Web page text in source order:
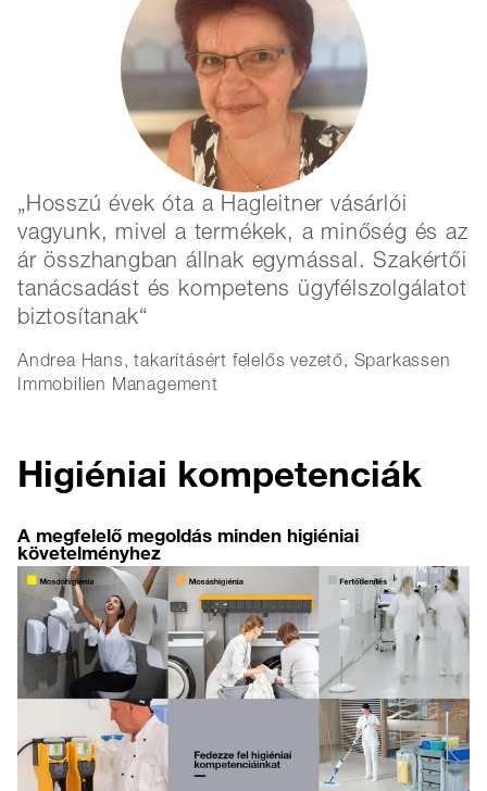
Hosszú évek óta a Hagleitner vásárlói
vagyunk, mivel a termékek, a minőség és az
ár összhangban állnak egymással. Szakértői
tanácsadást és kompetens ügyfélszolgálatot
biztosítanak
Andrea Hans, takarításért felelős vezető, Sparkassen
Immobilien Management
Higiéniai kompetenciák
A megfelelő megoldás minden higiéniai
követelményhez